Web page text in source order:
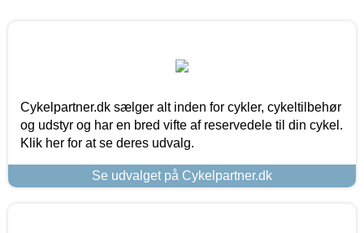
Cykelpartner.dk sælger alt inden for cykler, cykeltilbehør
og udstyr og har en bred vifte af reservedele til din cykel.
Klik her for at se deres udvalg.
Se udvalget på Cykelpartner.dk